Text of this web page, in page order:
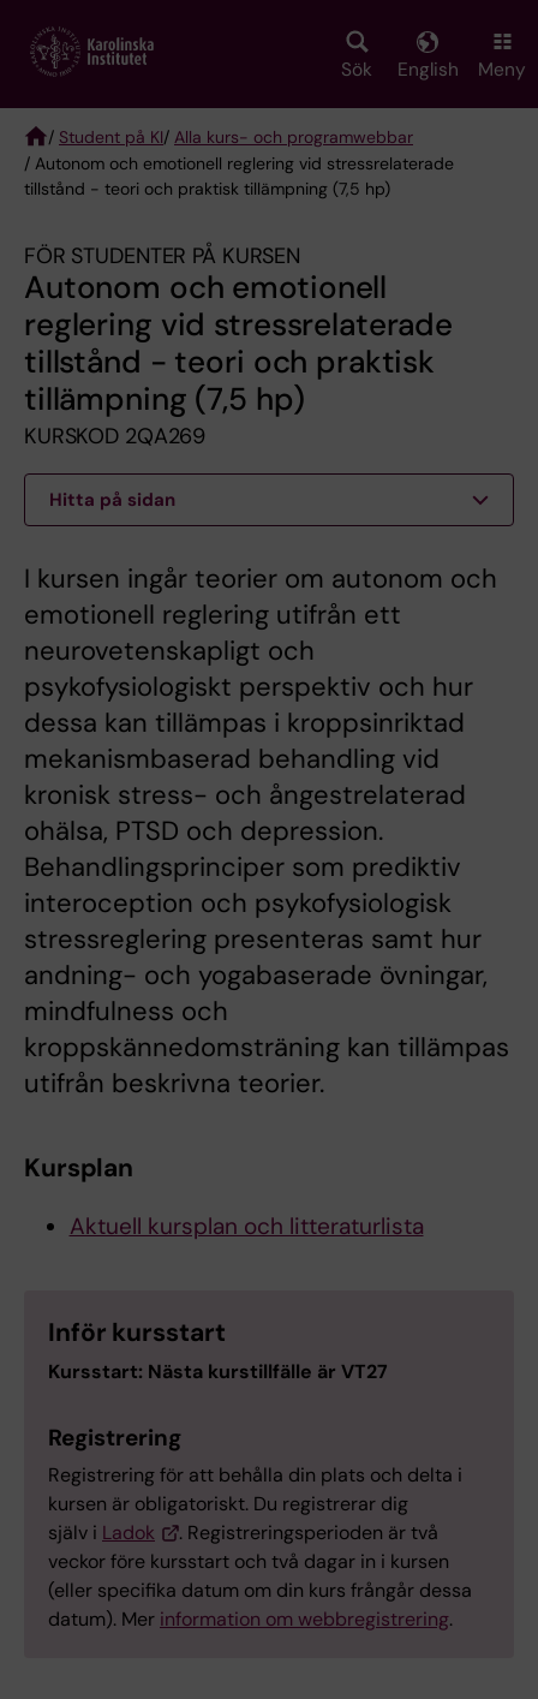
main
Sök English Meny
Breadcrumb
/ Student på KI/ Alla kurs- och programwebbar
/ Autonom och emotionell reglering vid stressrelaterade
tillstånd - teori och praktisk tillämpning (7,5 hp)
FÖR STUDENTER PÅ KURSEN
Autonom och emotionell
reglering vid stressrelaterade
tillstånd - teori och praktisk
tillämpning (7,5 hp)
KURSKOD 2QA269
Hitta på sidan
I kursen ingår teorier om autonom och
emotionell reglering utifrån ett
neurovetenskapligt och
psykofysiologiskt perspektiv och hur
dessa kan tillämpas i kroppsinriktad
mekanismbaserad behandling vid
kronisk stress- och ångestrelaterad
ohälsa, PTSD och depression.
Behandlingsprinciper som prediktiv
interoception och psykofysiologisk
stressreglering presenteras samt hur
andning- och yogabaserade övningar,
mindfulness och
kroppskännedomsträning kan tillämpas
utifrån beskrivna teorier.
Kursplan
Aktuell kursplan och litteraturlista
Inför kursstart
Kursstart: Nästa kurstillfälle är VT27
Registrering
Registrering för att behålla din plats och delta i
kursen är obligatoriskt. Du registrerar dig
själv i Ladok
. Registreringsperioden är två
veckor före kursstart och två dagar in i kursen
(eller specifika datum om din kurs frångår dessa
datum). Mer information om webbregistrering.